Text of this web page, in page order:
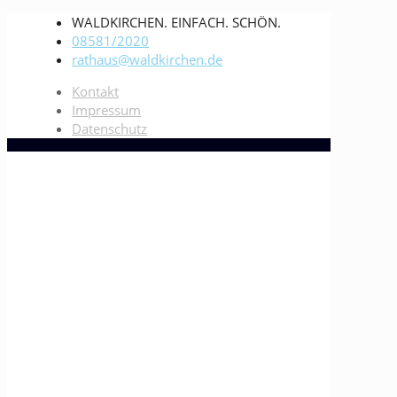
WALDKIRCHEN. EINFACH. SCHÖN.
08581/2020
rathaus@waldkirchen.de
Kontakt
Impressum
Datenschutz